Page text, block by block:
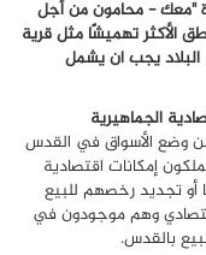
"معك - محامون من أجل
الأكثر تهميشًا مثل قرية
يجب ان يشمل
الجماهيرية
وضع الأسواق في القدس
إمكانات اقتصادية
رخصًا أو تجديد رخصهم للبيع
وهم موجودون في
بالقدس.